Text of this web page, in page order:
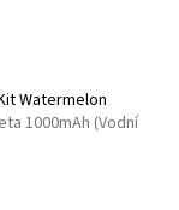
Watermelon
1000mAh (Vodní